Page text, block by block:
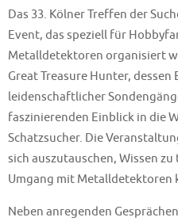
Das 33. Kölner Treffen der
Event, das speziell für
Metalldetektoren organisiert
Great Treasure Hunter,
leidenschaftlicher
faszinierenden Einblick in die
Schatzsucher. Die
sich auszutauschen, Wissen
Umgang mit Metalldetektoren
Neben anregenden